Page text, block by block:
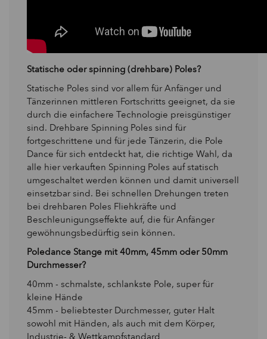
Statische oder spinning (drehbare) Poles?
Statische Poles sind vor allem für Anfänger und
Tänzerinnen mittleren Fortschritts geeignet, da sie
durch die einfachere Technologie preisgünstiger
sind. Drehbare Spinning Poles sind für
fortgeschrittene und für jede Tänzerin, die Pole
Dance für sich entdeckt hat, die richtige Wahl, da
alle hier verkauften Spinning Poles auf statisch
umgeschaltet werden können und damit universell
einsetzbar sind. Bei schnellen Drehungen treten
bei drehbaren Poles Fliehkräfte und
Beschleunigungseffekte auf, die für Anfänger
gewöhnungsbedürftig sein können.
Poledance Stange mit 40mm, 45mm oder 50mm
Durchmesser?
40mm - schmalste, schlankste Pole, super für
kleine Hände
45mm - beliebtester Durchmesser, guter Halt
sowohl mit Händen, als auch mit dem Körper,
Industrie- & Wettkampfstandard